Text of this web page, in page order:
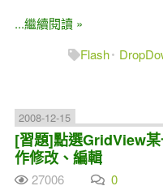
...繼續閱讀 »
Flash
2008-12-15
[習題]點選GridView
作修改、編輯
27006
0